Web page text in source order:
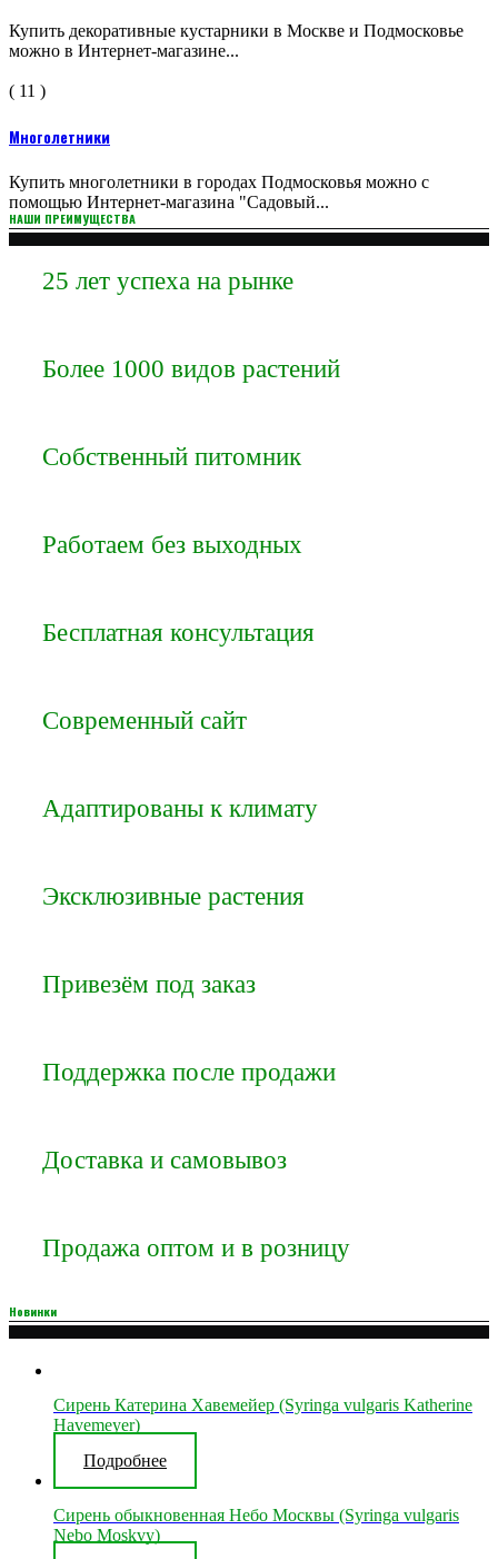
Купить декоративные кустарники в Москве и Подмосковье
можно в Интернет-магазине...
( 11 )
Многолетники
Купить многолетники в городах Подмосковья можно с
помощью Интернет-магазина "Садовый...
НАШИ ПРЕИМУЩЕСТВА
25 лет успеха на рынке
Более 1000 видов растений
Собственный питомник
Работаем без выходных
Бесплатная консультация
Современный сайт
Адаптированы к климату
Эксклюзивные растения
Привезём под заказ
Поддержка после продажи
Доставка и самовывоз
Продажа оптом и в розницу
Новинки
Сирень Катерина Хавемейер (Syringa vulgaris Katherine
Havemeyer)
Подробнее
Сирень обыкновенная Небо Москвы (Syringa vulgaris
Nebo Moskvy)